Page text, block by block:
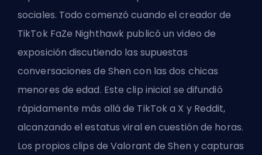
sociales. Todo comenzó cuando el creador de
TikTok FaZe Nighthawk publicó un video de
exposición discutiendo las supuestas
conversaciones de Shen con las dos chicas
menores de edad. Este clip inicial se difundió
rápidamente más allá de TikTok a X y Reddit,
alcanzando el estatus viral en cuestión de horas.
Los propios clips de Valorant de Shen y capturas